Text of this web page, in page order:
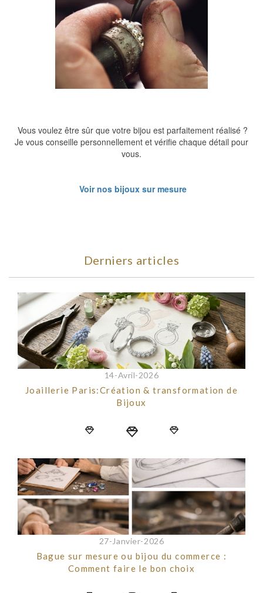
Vous voulez être sûr que votre bijou est parfaitement réalisé ?
Je vous conseille personnellement et vérifie chaque détail pour
vous.
Voir nos bijoux sur mesure
Derniers articles
14-Avril-2026
Joaillerie Paris:Création & transformation de
Bijoux
27-Janvier-2026
Bague sur mesure ou bijou du commerce :
Comment faire le bon choix